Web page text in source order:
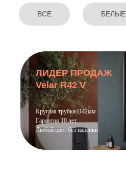
ВСЕ БЕЛЫЕ
ЛИДЕР ПРОДАЖ
Velar R42 V
Круглая трубка D42мм
Гарантия 10 лет
Любой цвет без наценки